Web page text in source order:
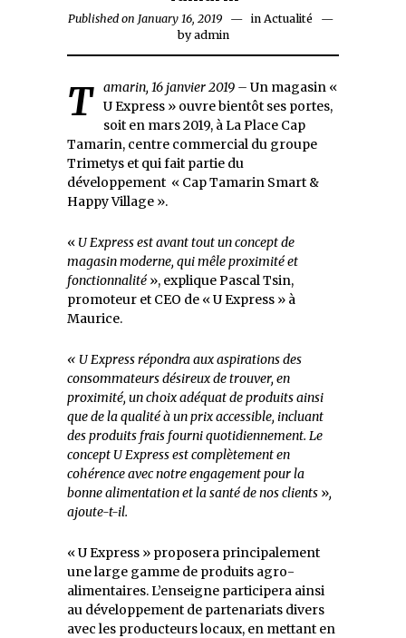
Published on January 16, 2019January
16,
in Actualité
byadmin
Tamarin, 16 janvier 2019 – Un magasin «
U Express » ouvre bientôt ses portes,
soit en mars 2019, à La Place Cap
Tamarin, centre commercial du groupe
Trimetys et qui fait partie du
développement « Cap Tamarin Smart &
Happy Village ».
« U Express est avant tout un concept de
magasin moderne, qui mêle proximité et
fonctionnalité », explique Pascal Tsin,
promoteur et CEO de « U Express » à
Maurice.
« U Express répondra aux aspirations des
consommateurs désireux de trouver, en
proximité, un choix adéquat de produits ainsi
que de la qualité à un prix accessible, incluant
des produits frais fourni quotidiennement. Le
concept U Express est complètement en
cohérence avec notre engagement pour la
bonne alimentation et la santé de nos clients »,
ajoute-t-il.
« U Express » proposera principalement
une large gamme de produits agro-
alimentaires. L’enseigne participera ainsi
au développement de partenariats divers
avec les producteurs locaux, en mettant en